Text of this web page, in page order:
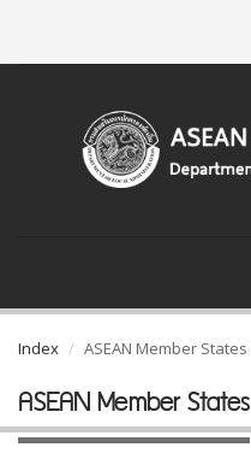
Index ASEAN Member States
ASEAN Member States